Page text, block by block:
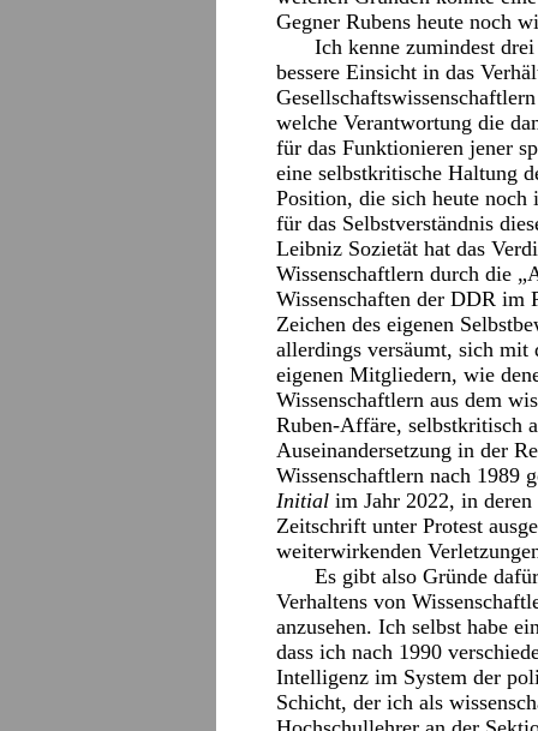
Gegner Rubens heute noch
Ich kenne zumindest
bessere Einsicht in das
welche Verantwortung die
für das Funktionieren jener
eine selbstkritische Haltung
Position, die sich heute
für das Selbstverständnis
Leibniz Sozietät hat das
Wissenschaftlern durch die
Wissenschaften der DDR im
Zeichen des eigenen
allerdings versäumt, sich mit
eigenen Mitgliedern, wie
Wissenschaftlern aus dem
Ruben-Affäre, selbstkritisch
Auseinandersetzung in der
Wissenschaftlern nach 1989
Initial im Jahr 2022, in
Zeitschrift unter Protest
weiterwirkenden
Es gibt also Gründe
Verhaltens von
anzusehen. Ich selbst habe
dass ich nach 1990
Intelligenz im System der
Schicht, der ich als